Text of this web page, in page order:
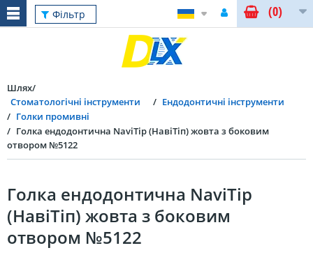
Фільтр (0)
Шлях
Стоматологічні інструменти
Ендодонтичні інструменти
Голки промивні
Голка ендодонтична NaviTip (НавіТіп) жовта з боковим
отвором №5122
Голка ендодонтична NaviTip
(НавіТіп) жовта з боковим
отвором №5122